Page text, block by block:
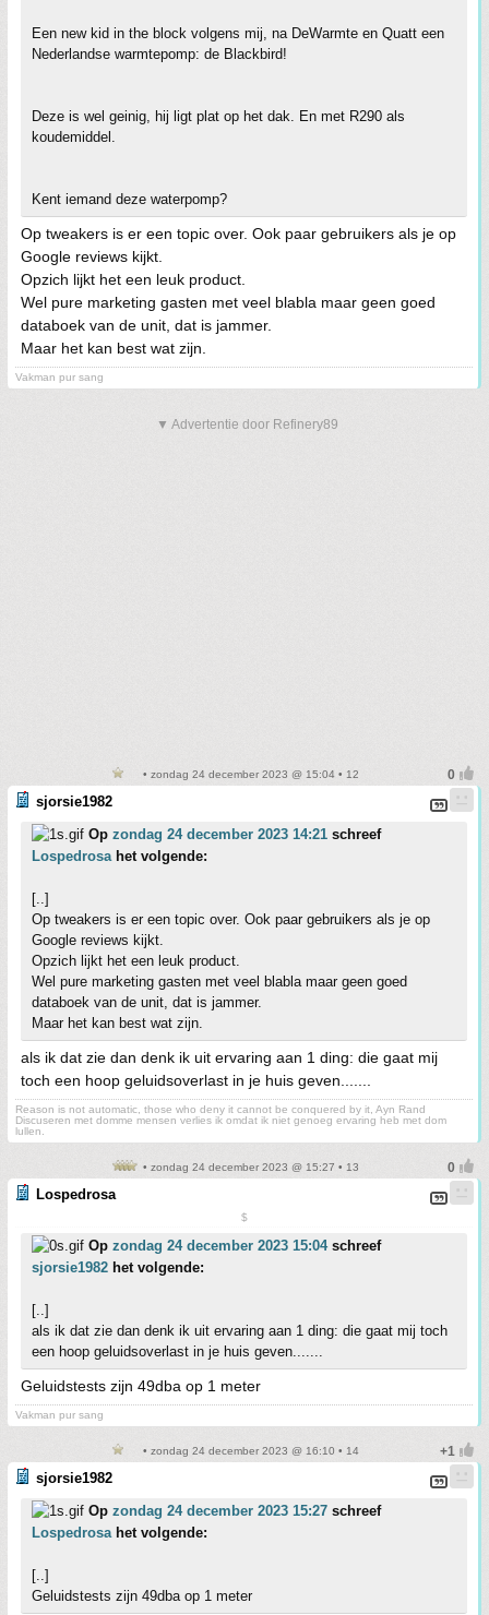
Een new kid in the block volgens mij, na DeWarmte en Quatt een
Nederlandse warmtepomp: de Blackbird!
Deze is wel geinig, hij ligt plat op het dak. En met R290 als
koudemiddel.
Kent iemand deze waterpomp?
Op tweakers is er een topic over. Ook paar gebruikers als je op
Google reviews kijkt.
Opzich lijkt het een leuk product.
Wel pure marketing gasten met veel blabla maar geen goed
databoek van de unit, dat is jammer.
Maar het kan best wat zijn.
Vakman pur sang
▼ Advertentie door Refinery89
• zondag 24 december 2023 @ 15:04 • 12
sjorsie1982
Op zondag 24 december 2023 14:21 schreef
Lospedrosahet volgende:
[..]
Op tweakers is er een topic over. Ook paar gebruikers als je op
Google reviews kijkt.
Opzich lijkt het een leuk product.
Wel pure marketing gasten met veel blabla maar geen goed
databoek van de unit, dat is jammer.
Maar het kan best wat zijn.
als ik dat zie dan denk ik uit ervaring aan 1 ding: die gaat mij
toch een hoop geluidsoverlast in je huis geven.......
Reason is not automatic, those who deny it cannot be conquered by it, Ayn Rand
Discuseren met domme mensen verlies ik omdat ik niet genoeg ervaring heb met dom
lullen.
• zondag 24 december 2023 @ 15:27 • 13
Lospedrosa
$
Op zondag 24 december 2023 15:04schreef
sjorsie1982 het volgende:
[..]
als ik dat zie dan denk ik uit ervaring aan 1 ding: die gaat mij toch
een hoop geluidsoverlast in je huis geven.......
Geluidstests zijn 49dba op 1 meter
Vakman pur sang
• zondag 24 december 2023 @ 16:10 • 14
sjorsie1982
Op zondag 24 december 2023 15:27 schreef
Lospedrosahet volgende:
[..]
Geluidstests zijn 49dba op 1 meter